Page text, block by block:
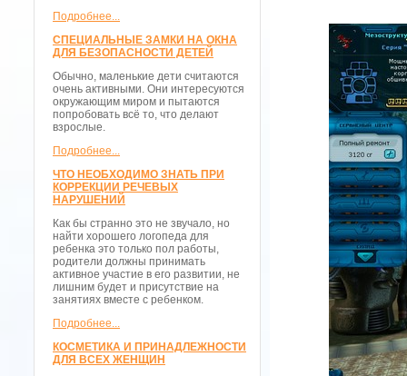
Подробнее...
СПЕЦИАЛЬНЫЕ ЗАМКИ НА ОКНА
ДЛЯ БЕЗОПАСНОСТИ ДЕТЕЙ
Обычно, маленькие дети считаются
очень активными. Они интересуются
окружающим миром и пытаются
попробовать всё то, что делают
взрослые.
Подробнее...
ЧТО НЕОБХОДИМО ЗНАТЬ ПРИ
КОРРЕКЦИИ РЕЧЕВЫХ
НАРУШЕНИЙ
Как бы странно это не звучало, но
найти хорошего логопеда для
ребенка это только пол работы,
родители должны принимать
активное участие в его развитии, не
лишним будет и присутствие на
занятиях вместе с ребенком.
Подробнее...
КОСМЕТИКА И ПРИНАДЛЕЖНОСТИ
ДЛЯ ВСЕХ ЖЕНЩИН